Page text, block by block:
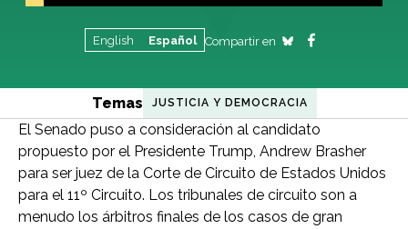
English Español Compartir en
Temas JUSTICIA Y DEMOCRACIA
El Senado puso a consideración al candidato
propuesto por el Presidente Trump, Andrew Brasher
para ser juez de la Corte de Circuito de Estados Unidos
para el 11º Circuito. Los tribunales de circuito son a
menudo los árbitros finales de los casos de gran